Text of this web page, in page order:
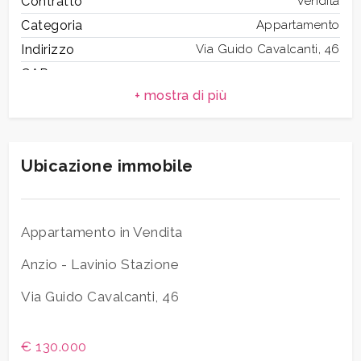
Categoria Appartamento
Indirizzo Via Guido Cavalcanti, 46
CAP
Camere
Piano
Piani totali
Stato attuale
Ubicazione immobile
Appartamento in Vendita
Anzio - Lavinio Stazione
Via Guido Cavalcanti, 46
€ 130.000
Camere
1
3
5